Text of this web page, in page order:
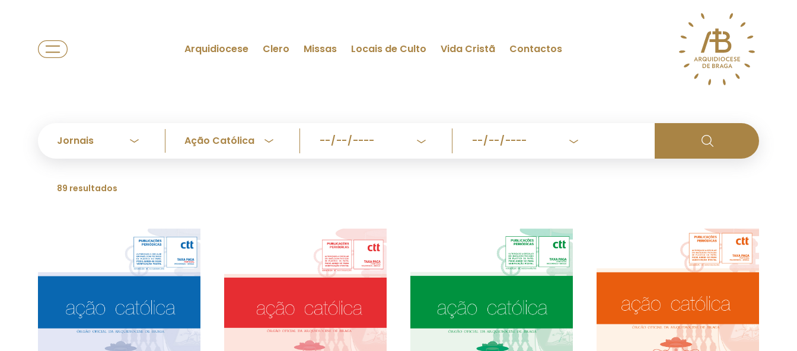
Arquidiocese Clero Missas Locais de Culto Vida Cristã Contactos
89 resultados